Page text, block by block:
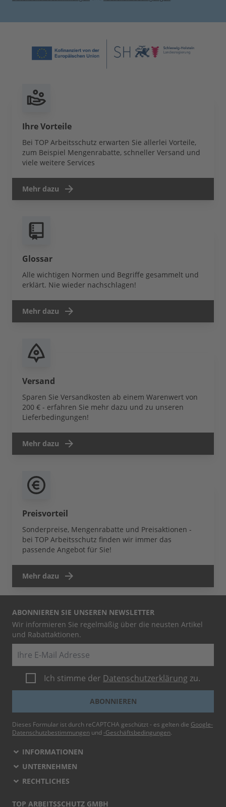
Ihre Vorteile
Bei TOP Arbeitsschutz erwarten Sie allerlei Vorteile,
zum Beispiel Mengenrabatte, schneller Versand und
viele weitere Services
Mehr dazu
Glossar
Alle wichtigen Normen und Begriffe gesammelt und
erklärt. Nie wieder nachschlagen!
Mehr dazu
Versand
Sparen Sie Versandkosten ab einem Warenwert von
200 € - erfahren Sie mehr dazu und zu unseren
Lieferbedingungen!
Mehr dazu
Preisvorteil
Sonderpreise, Mengenrabatte und Preisaktionen -
bei TOP Arbeitsschutz finden wir immer das
passende Angebot für Sie!
Mehr dazu
ABONNIEREN SIE UNSEREN NEWSLETTER
Wir informieren Sie regelmäßig über die neusten Artikel
und Rabattaktionen.
Ich stimme der Datenschutzerklärung zu.
ABONNIEREN
Dieses Formular ist durch reCAPTCHA geschützt - es gelten die Google-
Datenschutzbestimmungen und -Geschäftsbedingungen.
INFORMATIONEN
UNTERNEHMEN
RECHTLICHES
TOP ARBEITSSCHUTZ GMBH